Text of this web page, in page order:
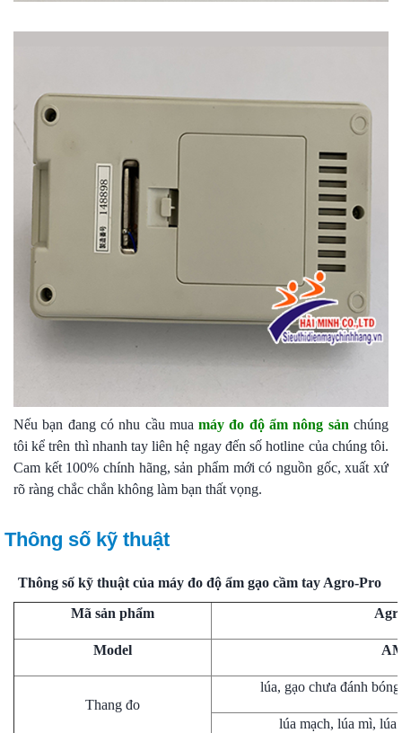
Nếu bạn đang có nhu cầu muamáy đo độ ẩm nông sản chúng
tôi kể trên thì nhanh tay liên hệ ngay đến số hotline của chúng tôi.
Cam kết 100% chính hãng, sản phẩm mới có nguồn gốc, xuất xứ
rõ ràng chắc chắn không làm bạn thất vọng.
Thông số kỹ thuật
Thông số kỹ thuật của máy đo độ ẩm gạo cầm tay Agro-Pro
Mã sản phẩm
Model
Thang đo
lúa, gạo chưa đánh
lúa mạch, lúa mì, lúa